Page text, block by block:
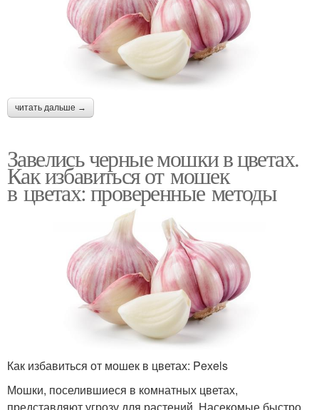
читать дальше →
Завелись черные мошки в цветах.
Как избавиться от мошек
в цветах: проверенные методы
Как избавиться от мошек в цветах: Pexels
Мошки, поселившиеся в комнатных цветах,